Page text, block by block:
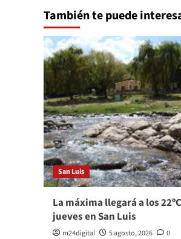
También te puede
San Luis
La máxima llegará a los
jueves en San Luis
m24digital 5 agosto, 2026 0